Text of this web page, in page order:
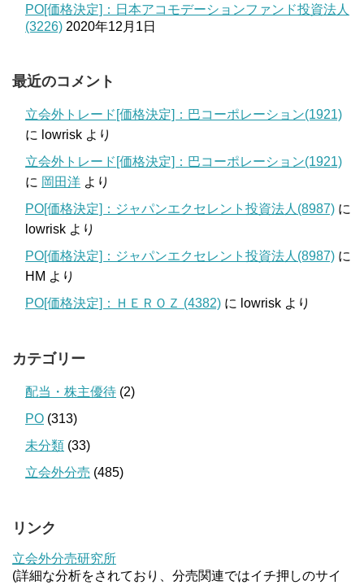
PO[価格決定]：日本アコモデーションファンド投資法人
(3226) 2020年12月1日
最近のコメント
立会外トレード[価格決定]：巴コーポレーション(1921)
に lowrisk より
立会外トレード[価格決定]：巴コーポレーション(1921)
に 岡田洋 より
PO[価格決定]：ジャパンエクセレント投資法人(8987) に
lowrisk より
PO[価格決定]：ジャパンエクセレント投資法人(8987) に
HM より
PO[価格決定]：ＨＥＲＯＺ (4382) に lowrisk より
カテゴリー
配当・株主優待 (2)
PO (313)
未分類 (33)
立会外分売 (485)
リンク
立会外分売研究所
(詳細な分析をされており、分売関連ではイチ押しのサイ